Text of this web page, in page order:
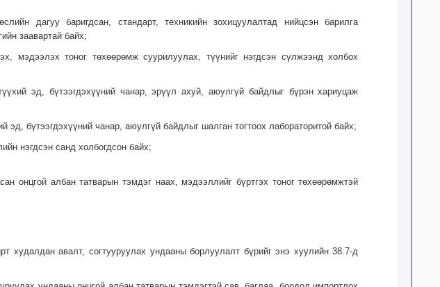
дагуу баригдсан, стандарт, техникийн зохицуулалтад нийцсэн барилга
заавартай байх;
мэдээлэх тоног төхөөрөмж суурилуулах, түүнийг нэгдсэн сүлжээнд холбох
эд, бүтээгдэхүүний чанар, эрүүл ахуй, аюулгүй байдлыг бүрэн хариуцаж
бүтээгдэхүүний чанар, аюулгүй байдлыг шалган тогтоох лабораторитой байх;
нэгдсэн санд холбогдсон байх;
онцгой албан татварын тэмдэг наах, мэдээллийг бүртгэх тоног төхөөрөмжтэй
худалдан авалт, согтууруулах ундааны борлуулалт бүрийг энэ хуулийн 38.7-д